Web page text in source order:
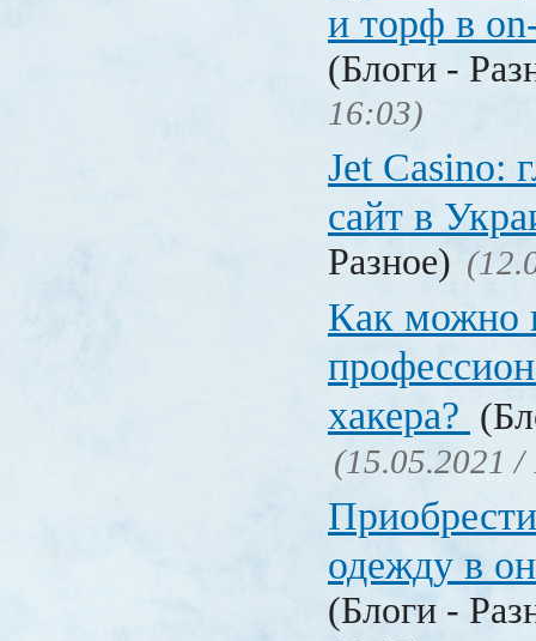
и торф в
(Блоги -
16:03)
Jet Сasino:
сайт в
Разное)
Как можно
хакера?
(15.05.2021 /
одежду в
(Блоги -